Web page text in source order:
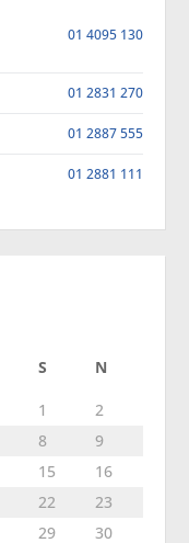
01 4095 130
01 2831 270
01 2887 555
01 2881 111
S N
1
2
8
9
15
16
22
23
29
30